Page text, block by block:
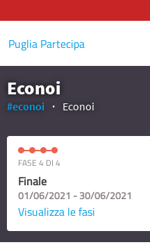
Puglia Partecipa
Econoi
#econoi Econoi
FASE 4 DI 4
Finale
01/06/2021 - 30/06/2021
Visualizza le fasi